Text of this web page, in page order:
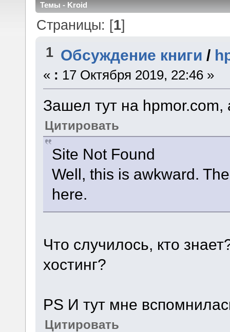
Темы - Kroid
Страницы: [1]
1 Обсуждение книги /
« : 17 Октября 2019, 22:46 »
Зашел тут на hpmor.com,
Цитировать
Site Not Found
Well, this is awkward.
here.
Что случилось, кто
хостинг?
PS И тут мне
Цитировать